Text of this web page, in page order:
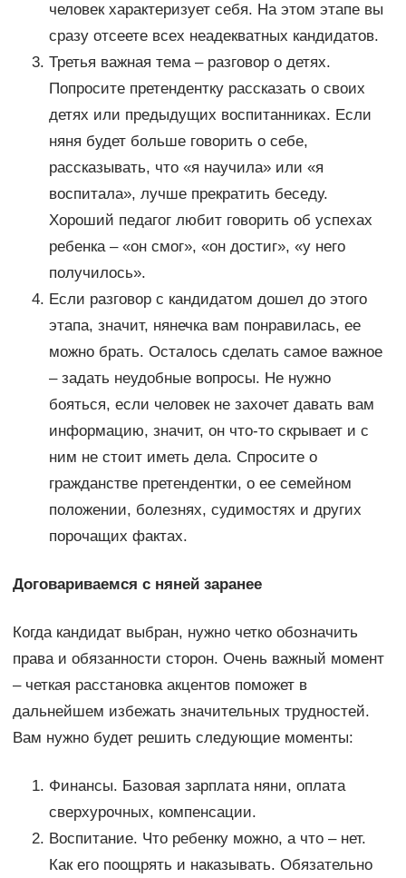
человек характеризует себя. На этом этапе вы
сразу отсеете всех неадекватных кандидатов.
Третья важная тема – разговор о детях.
Попросите претендентку рассказать о своих
детях или предыдущих воспитанниках. Если
няня будет больше говорить о себе,
рассказывать, что «я научила» или «я
воспитала», лучше прекратить беседу.
Хороший педагог любит говорить об успехах
ребенка – «он смог», «он достиг», «у него
получилось».
Если разговор с кандидатом дошел до этого
этапа, значит, нянечка вам понравилась, ее
можно брать. Осталось сделать самое важное
– задать неудобные вопросы. Не нужно
бояться, если человек не захочет давать вам
информацию, значит, он что-то скрывает и с
ним не стоит иметь дела. Спросите о
гражданстве претендентки, о ее семейном
положении, болезнях, судимостях и других
порочащих фактах.
Договариваемся с няней заранее
Когда кандидат выбран, нужно четко обозначить
права и обязанности сторон. Очень важный момент
– четкая расстановка акцентов поможет в
дальнейшем избежать значительных трудностей.
Вам нужно будет решить следующие моменты:
Финансы. Базовая зарплата няни, оплата
сверхурочных, компенсации.
Воспитание. Что ребенку можно, а что – нет.
Как его поощрять и наказывать. Обязательно